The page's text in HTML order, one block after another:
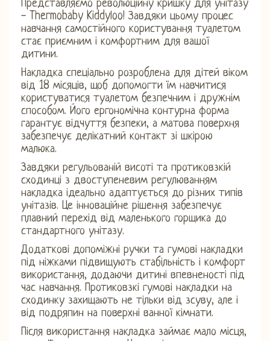
Представляємо революційну кришку для унітазу
- Thermobaby Kiddyloo! Завдяки цьому процес
навчання самостійного користування туалетом
стає приємним і комфортним для вашої
дитини.
Накладка спеціально розроблена для дітей віком
від 18 місяців, щоб допомогти їм навчитися
користуватися туалетом безпечним і дружнім
способом. Його ергономічна контурна форма
гарантує відчуття безпеки, а матова поверхня
забезпечує делікатний контакт зі шкірою
малюка.
Завдяки регульованій висоті та протиковзкій
сходинці з двоступеневим регулюванням
накладка ідеально адаптується до різних типів
унітазів. Це інноваційне рішення забезпечує
плавний перехід від маленького горщика до
стандартного унітазу.
Додаткові допоміжні ручки та гумові накладки
під ніжками підвищують стабільність і комфорт
використання, додаючи дитині впевненості під
час навчання. Протиковзкі гумові накладки на
сходинку захищають не тільки від зсуву, але і
від подряпин на поверхні ванної кімнати.
Після використання накладка займає мало місця,